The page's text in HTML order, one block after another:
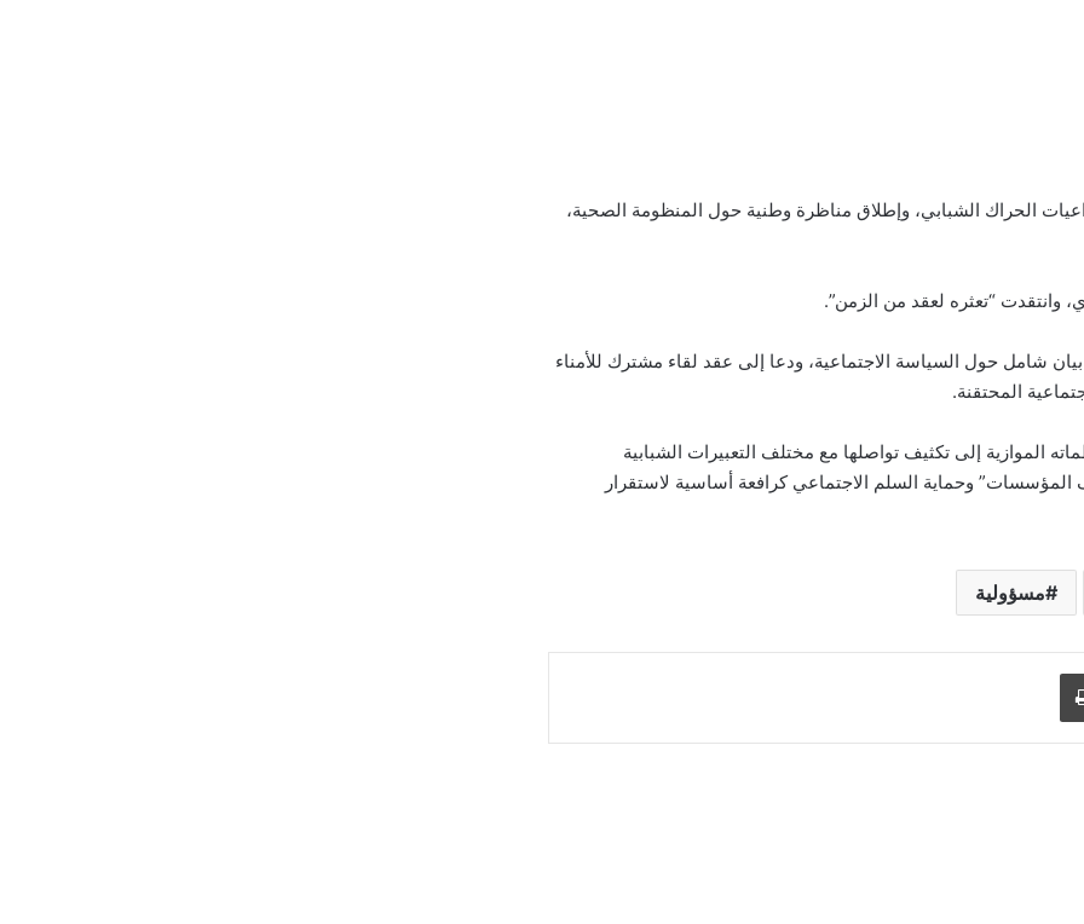
الحراك الشبابي، وإطلاق مناظرة وطنية حول المنظومة الصحية،
وانتقدت “تعثره لعقد من الزمن”.
شامل حول السياسة الاجتماعية، ودعا إلى عقد لقاء مشترك للأمناء
المحتقنة.
الموازية إلى تكثيف تواصلها مع مختلف التعبيرات الشبابية
وحماية السلم الاجتماعي كرافعة أساسية لاستقرار
مسؤولية
اطبع